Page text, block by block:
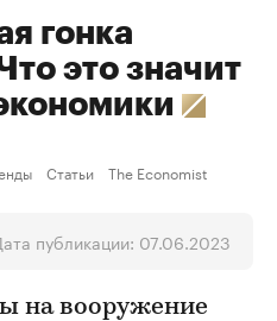
гонка
это значит
Статьи The Economist
публикации: 07.06.2023
на вооружение